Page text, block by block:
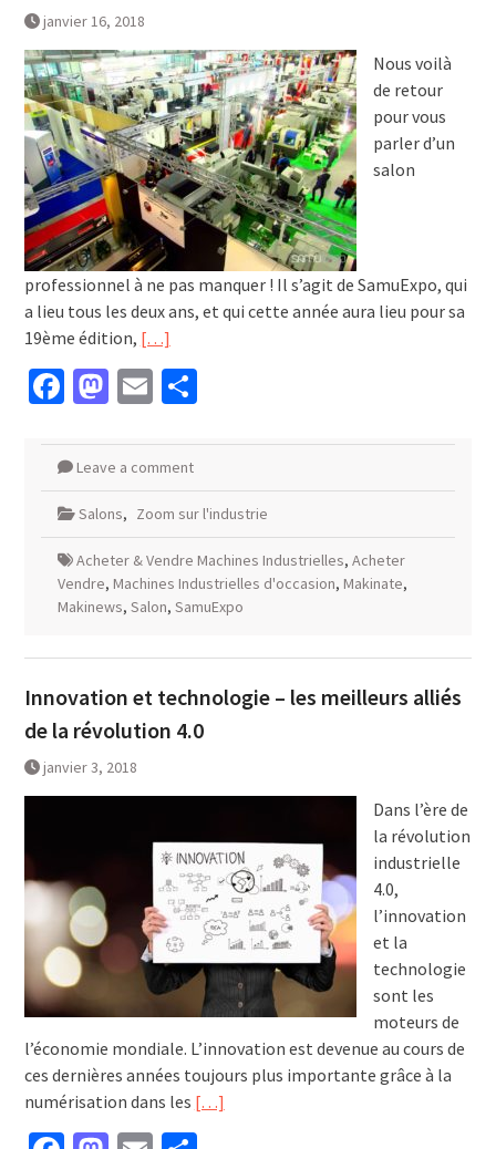
janvier 16, 2018
Nous voilà
de retour
pour vous
parler d’un
salon
professionnel à ne pas manquer ! Il s’agit de SamuExpo, qui
a lieu tous les deux ans, et qui cette année aura lieu pour sa
19ème édition, […]
Facebook
Mastodon
EmailPartager
Leave a comment
Salons, Zoom sur l'industrie
Acheter & Vendre Machines Industrielles, Acheter
Vendre, Machines Industrielles d'occasion, Makinate,
Makinews, Salon, SamuExpo
Innovation et technologie – les meilleurs alliés
de la révolution 4.0
janvier 3, 2018
Dans l’ère de
la révolution
industrielle
4.0,
l’innovation
et la
technologie
sont les
moteurs de
l’économie mondiale. L’innovation est devenue au cours de
ces dernières années toujours plus importante grâce à la
numérisation dans les […]